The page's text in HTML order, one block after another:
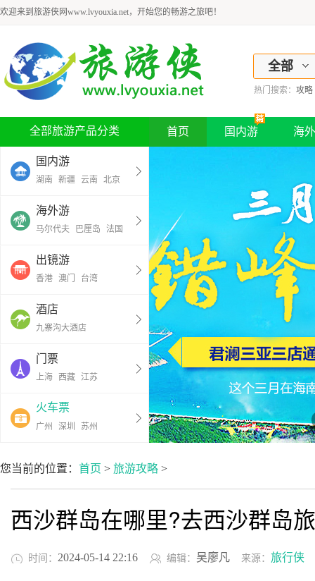
欢迎来到旅游侠网www.lvyouxia.net，开始您的畅游之旅吧！
全部
热门搜索： 攻略
全部旅游产品分类
国内游
湖南 新疆 云南 北京
海外游
马尔代夫 巴厘岛 法国
出镜游
香港 澳门 台湾
酒店
九寨沟大酒店
门票
上海 西藏 江苏
火车票
广州 深圳 苏州
首页 国内游 海
您当前的位置： 首页 > 旅游攻略 >
西沙群岛在哪里?去西沙群岛
时间： 2024-05-14 22:16 编辑： 吴廖凡 来源： 旅行侠